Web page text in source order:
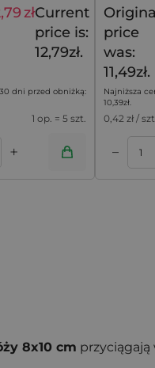
15,99 zł
złCurrent
price is:
12,79zł.
dni przed obniżką:
1 op. = 5 szt.
+
price
was:
11,49zł.
Najniższa
10,39zł.
0,42 zł /
–
8x10 cm przyciągają